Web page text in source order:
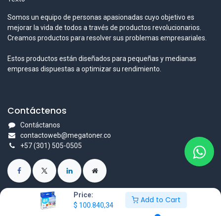
Price:
$ 100.840,34
Add to Cart
Somos un equipo de personas apasionadas cuyo objetivo es
mejorar la vida de todos a través de productos revolucionarios.
Creamos productos para resolver sus problemas empresariales.
Estos productos están diseñados para pequeñas y medianas
empresas dispuestas a optimizar su rendimiento.
Contáctenos
Contáctanos
contactoweb@megatoner.co
+57 (301) 505-0505